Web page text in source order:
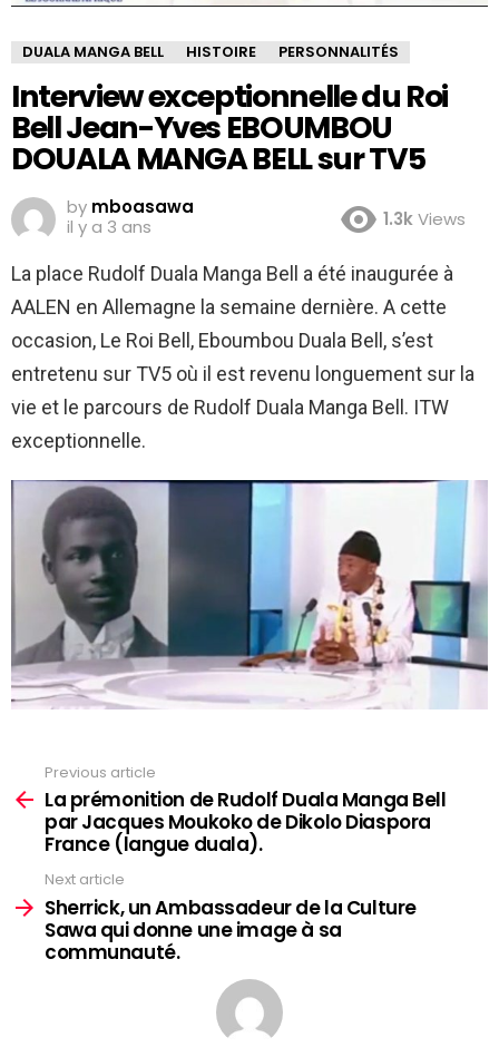
DUALA MANGA BELL HISTOIRE PERSONNALITÉS
Interview exceptionnelle du Roi
Bell Jean-Yves EBOUMBOU
DOUALA MANGA BELL sur TV5
by mboasawa
il y a 3 ans
1.3kViews
La place Rudolf Duala Manga Bell a été inaugurée à
AALEN en Allemagne la semaine dernière. A cette
occasion, Le Roi Bell, Eboumbou Duala Bell, s’est
entretenu sur TV5 où il est revenu longuement sur la
vie et le parcours de Rudolf Duala Manga Bell. ITW
exceptionnelle.
more
Previous article
La prémonition de Rudolf Duala Manga Bell
par Jacques Moukoko de Dikolo Diaspora
France (langue duala).
Next article
Sherrick, un Ambassadeur de la Culture
Sawa qui donne une image à sa
communauté.